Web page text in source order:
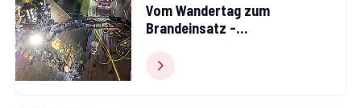
Vom Wandertag zum
Brandeinsatz -
Senftenberg